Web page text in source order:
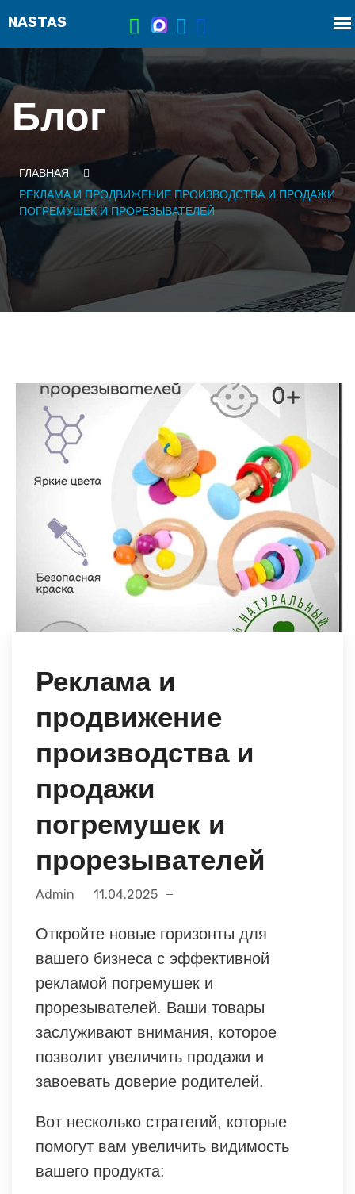
Блог
ГЛАВНАЯ
РЕКЛАМА И ПРОДВИЖЕНИЕ ПРОИЗВОДСТВА И ПРОДАЖИ
ПОГРЕМУШЕК И ПРОРЕЗЫВАТЕЛЕЙ
Реклама и
продвижение
производства и
продажи
погремушек и
прорезывателей
Admin 11.04.2025
Откройте новые горизонты для
вашего бизнеса с эффективной
рекламой погремушек и
прорезывателей. Ваши товары
заслуживают внимания, которое
позволит увеличить продажи и
завоевать доверие родителей.
Вот несколько стратегий, которые
помогут вам увеличить видимость
вашего продукта: